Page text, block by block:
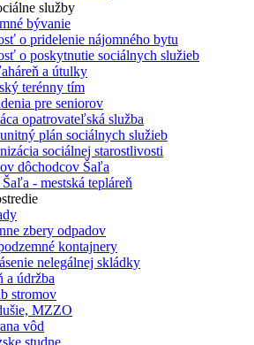
služby
bývanie
o pridelenie nájomného bytu
o poskytnutie sociálnych služieb
a útulky
terénny tím
pre seniorov
opatrovateľská služba
plán sociálnych služieb
sociálnej starostlivosti
dôchodcov Šaľa
- mestská tepláreň
zbery odpadov
kontajnery
nelegálnej skládky
a údržba
stromov
MZZO
vôd
studne